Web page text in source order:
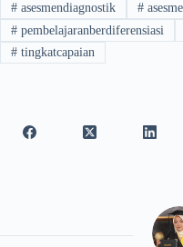
#asesmendiagnostik #
#pembelajaranberdiferensiasi
#tingkatcapaian